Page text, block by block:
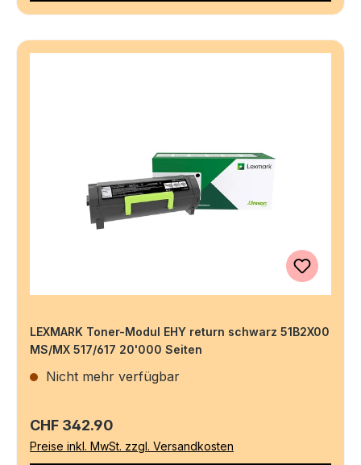
LEXMARK Toner-Modul EHY return schwarz 51B2X00
MS/MX 517/617 20'000 Seiten
Nicht mehr verfügbar
Regulärer Preis:
CHF 342.90
Preise inkl. MwSt. zzgl. Versandkosten